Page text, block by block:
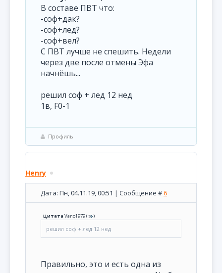
В составе ПВТ что:
-соф+дак?
-соф+лед?
-соф+вел?
С ПВТ лучше не спешить. Недели
через две после отмены Эфа
начнёшь...
решил соф + лед 12 нед
1в, F0-1
Профиль
Henry
Дата: Пн, 04.11.19, 00:51 | Сообщение #6
ЦитатаVano1979( )
решил соф + лед 12 нед
Правильно, это и есть одна из